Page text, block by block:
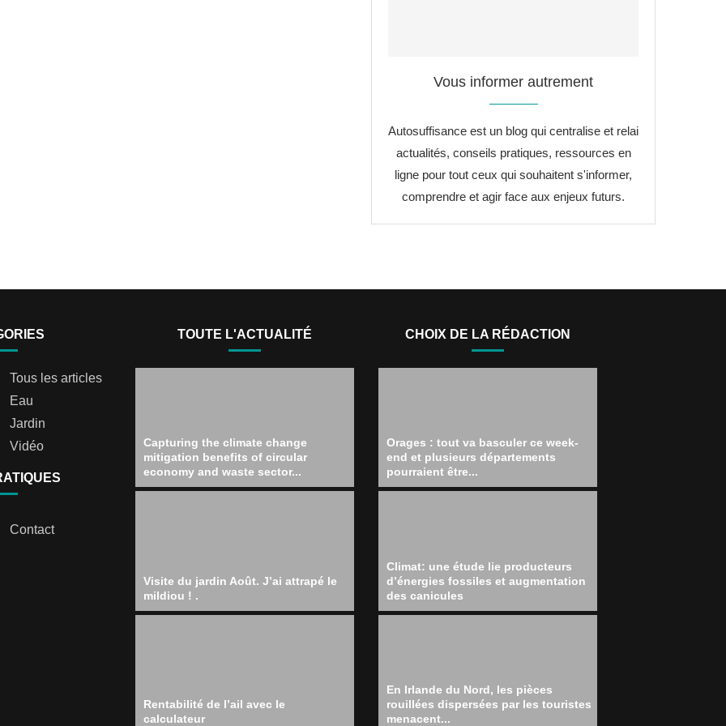
Vous informer autrement
Autosuffisance est un blog qui centralise et relai
actualités, conseils pratiques, ressources en
ligne pour tout ceux qui souhaitent s'informer,
comprendre et agir face aux enjeux futurs.
Tous les articles
Eau
Jardin
Vidéo
Contact
TOUTE L'ACTUALITÉ
Capturing the climate change
mitigation benefits of circular
economy and waste sector...
Visite du jardin Août. J’ai attrapé le
mildiou ! .
Rentabilité de l’ail avec le
calculateur
CHOIX DE LA RÉDACTION
Orages : tout va basculer ce week-
end et plusieurs départements
pourraient être...
Climat: une étude lie producteurs
d’énergies fossiles et augmentation
des canicules
En Irlande du Nord, les pièces
rouillées dispersées par les touristes
menacent...